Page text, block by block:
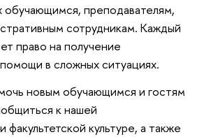
обучающимся, преподавателям,
сотрудникам. Каждый
право на получение
в сложных ситуациях.
новым обучающимся и гостям
к нашей
факультетской культуре, а также